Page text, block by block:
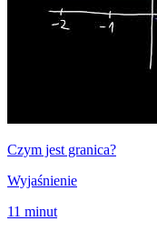
Czym jest granica?
Wyjaśnienie
11 minut